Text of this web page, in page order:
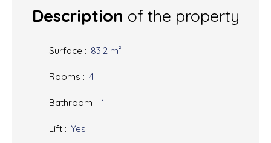
Description of the property
Surface : 83.2 m²
Rooms : 4
Bathroom : 1
Lift : Yes